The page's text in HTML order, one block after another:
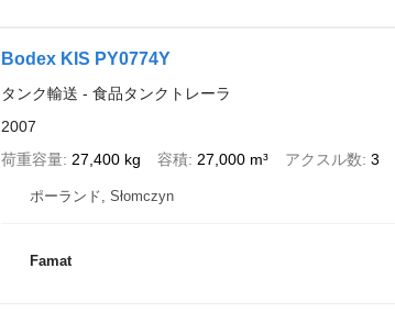
Bodex KIS PY0774Y
タンク輸送 - 食品タンクトレーラ
2007
荷重容量 27,400 kg 容積 27,000 m³ アクスル数 3
ポーランド, Słomczyn
Famat